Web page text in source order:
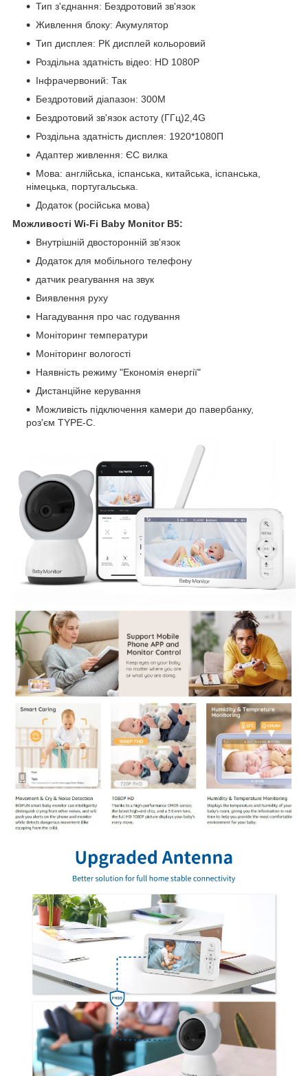
Тип з'єднання: Бездротовий зв'язок
Живлення блоку: Акумулятор
Тип дисплея: РК дисплей кольоровий
Роздільна здатність відео: HD 1080P
Інфрачервоний: Так
Бездротовий діапазон: 300М
Бездротовий зв'язок астоту (ГГц)2,4G
Роздільна здатність дисплея: 1920*1080П
Адаптер живлення: ЄС вилка
Мова: англійська, іспанська, китайська, іспанська,
німецька, португальська.
Додаток (російська мова)
Можливості Wi-Fi Baby Monitor B5:
Внутрішній двосторонній зв'язок
Додаток для мобільного телефону
датчик реагування на звук
Виявлення руху
Нагадування про час годування
Моніторинг температури
Моніторинг вологості
Наявність режиму "Економія енергії"
Дистанційне керування
Можливість підключення камери до павербанку,
роз'єм TYPE-C.